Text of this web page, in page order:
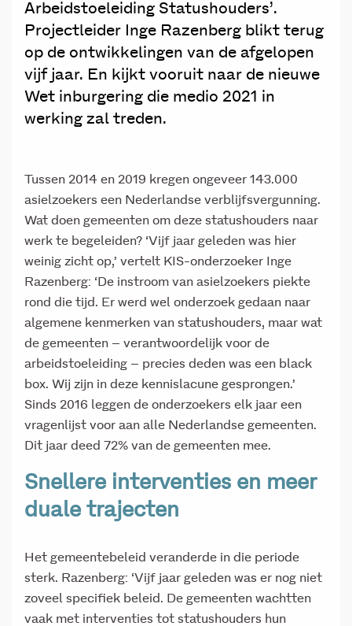
Arbeidstoeleiding Statushouders’.
Projectleider Inge Razenberg blikt terug
op de ontwikkelingen van de afgelopen
vijf jaar. En kijkt vooruit naar de nieuwe
Wet inburgering die medio 2021 in
werking zal treden.
Tussen 2014 en 2019 kregen ongeveer 143.000
asielzoekers een Nederlandse verblijfsvergunning.
Wat doen gemeenten om deze statushouders naar
werk te begeleiden? ‘Vijf jaar geleden was hier
weinig zicht op,’ vertelt KIS-onderzoeker Inge
Razenberg: ‘De instroom van asielzoekers piekte
rond die tijd. Er werd wel onderzoek gedaan naar
algemene kenmerken van statushouders, maar wat
de gemeenten – verantwoordelijk voor de
arbeidstoeleiding – precies deden was een black
box. Wij zijn in deze kennislacune gesprongen.’
Sinds 2016 leggen de onderzoekers elk jaar een
vragenlijst voor aan alle Nederlandse gemeenten.
Dit jaar deed 72% van de gemeenten mee.
Snellere interventies en meer
duale trajecten
Het gemeentebeleid veranderde in die periode
sterk. Razenberg: ‘Vijf jaar geleden was er nog niet
zoveel specifiek beleid. De gemeenten wachtten
vaak met interventies tot statushouders hun